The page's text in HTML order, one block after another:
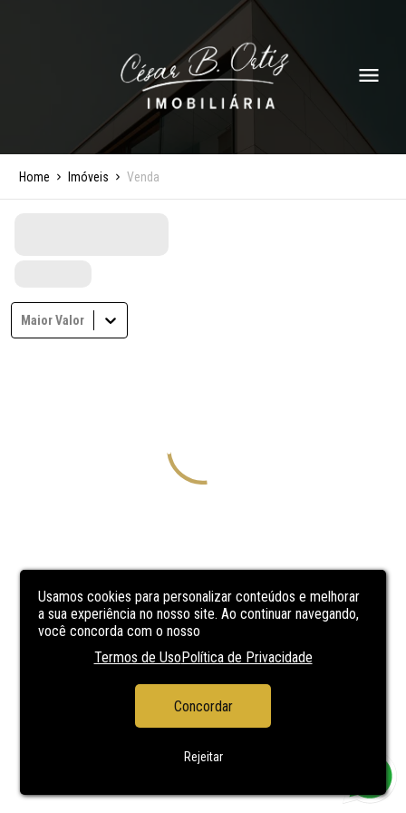
Usamos cookies para personalizar conteúdos e melhorar
a sua experiência no nosso site. Ao continuar navegando,
você concorda com o nosso
Termos de UsoPolítica de Privacidade
Concordar
Rejeitar
Home Imóveis Venda
Maior Valor